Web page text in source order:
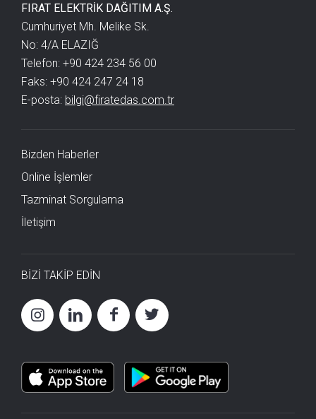
FIRAT ELEKTRİK DAĞITIM A.Ş.
Cumhuriyet Mh. Melike Sk.
No: 4/A ELAZIĞ
Telefon: +90 424 234 56 00
Faks: +90 424 247 24 18
E-posta: bilgi@firatedas.com.tr
Bizden Haberler
Online İşlemler
Tazminat Sorgulama
İletişim
BİZİ TAKİP EDİN